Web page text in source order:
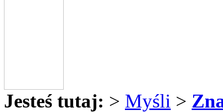
Jesteś tutaj: > Myśli >